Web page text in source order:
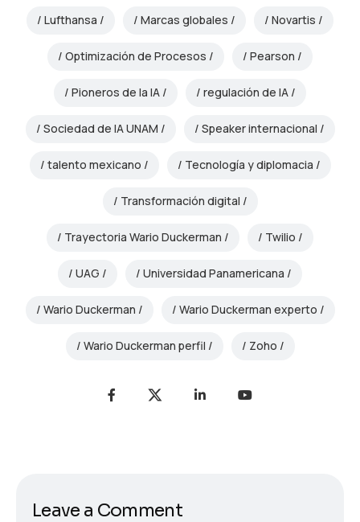
Lufthansa Marcas globales Novartis
Optimización de Procesos Pearson
Pioneros de la IA regulación de IA
Sociedad de IA UNAM Speaker internacional
talento mexicano Tecnología y diplomacia
Transformación digital
Trayectoria Wario Duckerman Twilio
UAG Universidad Panamericana
Wario Duckerman Wario Duckerman experto
Wario Duckerman perfil Zoho
Leave a Comment